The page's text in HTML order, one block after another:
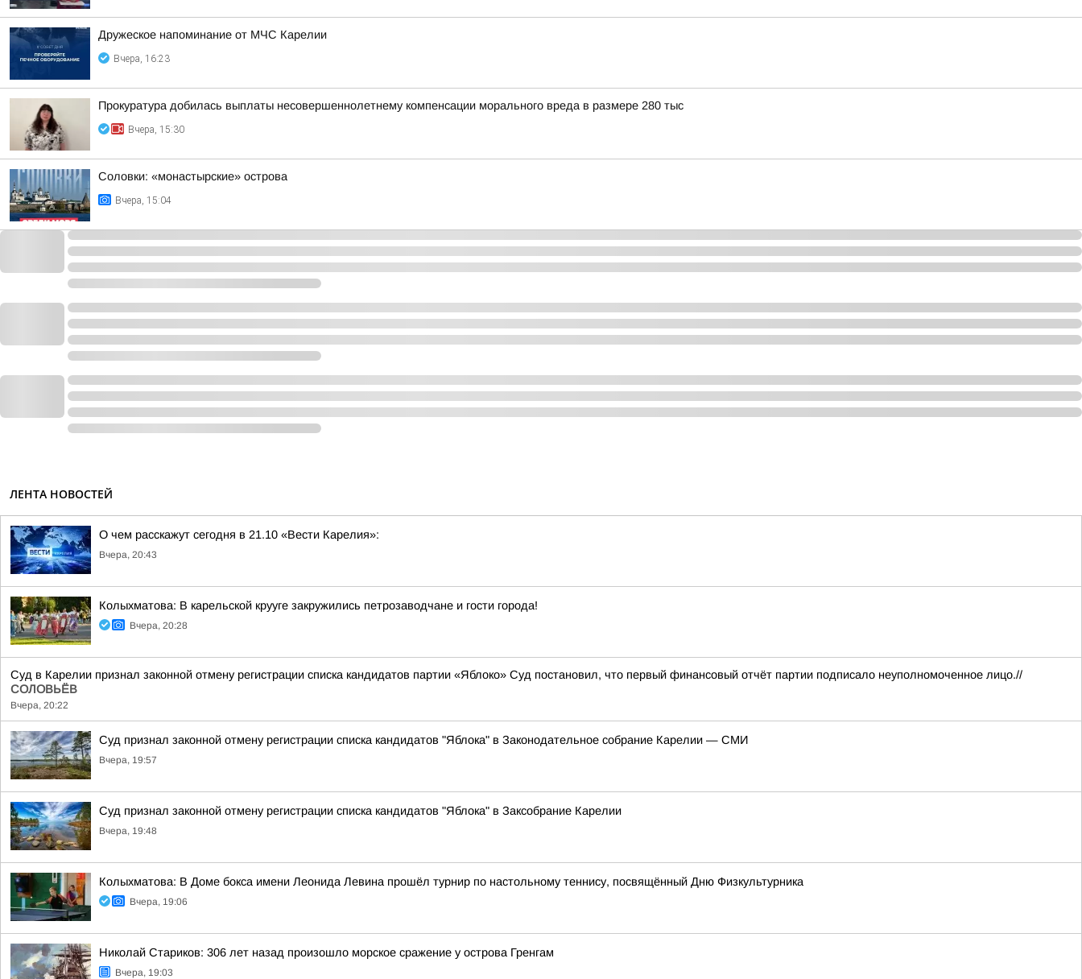
Дружеское напоминание от МЧС Карелии
Вчера, 16:23
Прокуратура добилась выплаты несовершеннолетнему компенсации морального вреда в размере 280 тыс
Вчера, 15:30
Соловки: «монастырские» острова
Вчера, 15:04
ЛЕНТА НОВОСТЕЙ
О чем расскажут сегодня в 21.10 «Вести Карелия»:
Вчера, 20:43
Колыхматова: В карельской крууге закружились петрозаводчане и гости города!
Вчера, 20:28
Суд в Карелии признал законной отмену регистрации списка кандидатов партии «Яблоко» Суд постановил, что первый финансовый отчёт партии подписало неуполномоченное лицо.//
СОЛОВЬЁВ
Вчера, 20:22
Суд признал законной отмену регистрации списка кандидатов "Яблока" в Законодательное собрание Карелии — СМИ
Вчера, 19:57
Суд признал законной отмену регистрации списка кандидатов "Яблока" в Заксобрание Карелии
Вчера, 19:48
Колыхматова: В Доме бокса имени Леонида Левина прошёл турнир по настольному теннису, посвящённый Дню Физкультурника
Вчера, 19:06
Николай Стариков: 306 лет назад произошло морское сражение у острова Гренгам
Вчера, 19:03